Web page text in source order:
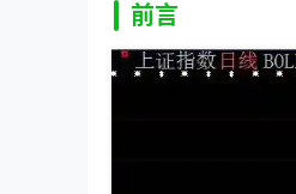
前言